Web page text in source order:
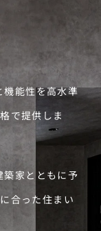
能性を高水準
で提供しま
家とともに予
合った住まい